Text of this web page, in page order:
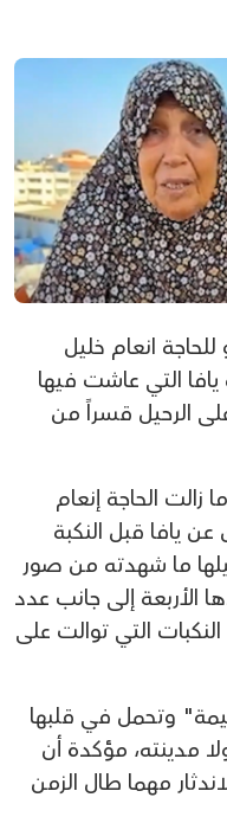
فيديو للحاجة انعام خليل
يافا التي عاشت فيها
الرحيل قسراً من
الحاجة إنعام
عن يافا قبل النكبة
ما شهدته من صور
الأربعة إلى جانب عدد
التي توالت على
وتحمل في قلبها
مدينته، مؤكدة أن
مهما طال الزمن